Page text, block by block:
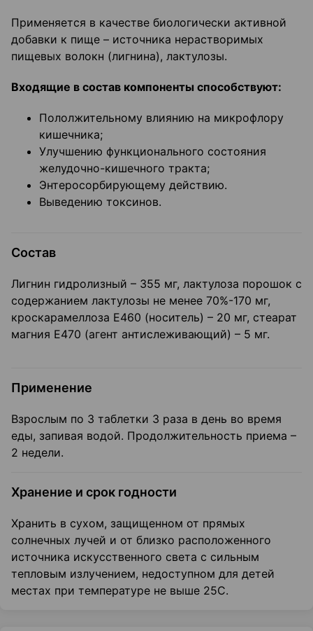
Применяется в качестве биологически активной
добавки к пище – источника нерастворимых
пищевых волокн (лигнина), лактулозы.
Входящие в состав компоненты способствуют:
Пололжительному влиянию на микрофлору
кишечника;
Улучшению функционального состояния
желудочно-кишечного тракта;
Энтеросорбирующему действию.
Выведению токсинов.
Состав
Лигнин гидролизный – 355 мг, лактулоза порошок с
содержанием лактулозы не менее 70%-170 мг,
кроскарамеллоза Е460 (носитель) – 20 мг, стеарат
магния Е470 (агент антислеживающий) – 5 мг.
Применение
Взрослым по 3 таблетки 3 раза в день во время
еды, запивая водой. Продолжительность приема –
2 недели.
Хранение и срок годности
Хранить в сухом, защищенном от прямых
солнечных лучей и от близко расположенного
источника искусственного света с сильным
тепловым излучением, недоступном для детей
местах при температуре не выше 25С.